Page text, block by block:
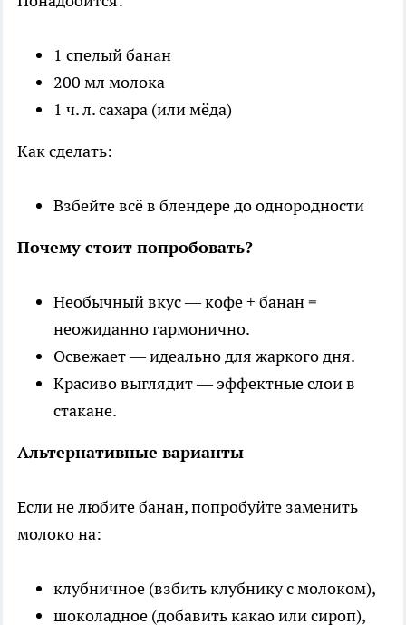
1 спелый банан
200 мл молока
1 ч. л. сахара (или мёда)
Как сделать:
Взбейте всё в блендере до однородности
Почему стоит попробовать?
Необычный вкус — кофе + банан =
неожиданно гармонично.
Освежает — идеально для жаркого дня.
Красиво выглядит — эффектные слои в
стакане.
Альтернативные варианты
Если не любите банан, попробуйте заменить
молоко на:
клубничное (взбить клубнику с молоком),
шоколадное (добавить какао или сироп),